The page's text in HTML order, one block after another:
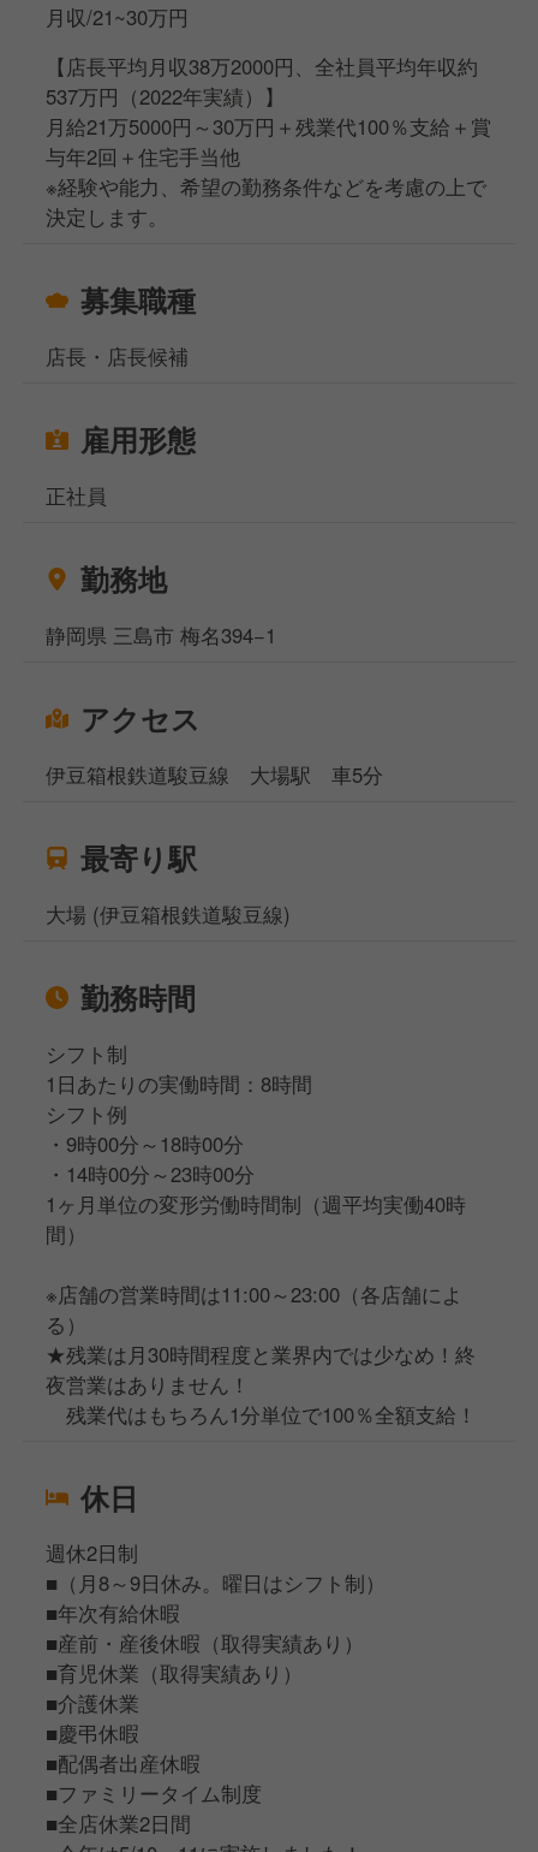
◎店舗のチームワークが大事
1店舗につき正社員2～3名、アルバイト約80名の組織
です。アルバイトは学生からベテランまで幅広く仕事
へのスタンスも様々。お客様と同じくらいスタッフに
向き合う時間を大事にし、チーム一丸となってお店を
盛り上げる風土をつくることが店舗運営のカギとなり
月収/21~30万円
【店長平均月収38万2000円、全社員平均年収約
537万円（2022年実績）】
月給21万5000円～30万円＋残業代100％支給＋賞
与年2回＋住宅手当他
※経験や能力、希望の勤務条件などを考慮の上で
決定します。
募集職種
店長・店長候補
雇用形態
正社員
勤務地
静岡県 三島市 梅名394−1
アクセス
伊豆箱根鉄道駿豆線 大場駅 車5分
最寄り駅
大場 (伊豆箱根鉄道駿豆線)
勤務時間
シフト制
1日あたりの実働時間：8時間
シフト例
・9時00分～18時00分
・14時00分～23時00分
1ヶ月単位の変形労働時間制（週平均実働40時
間）
※店舗の営業時間は11:00～23:00（各店舗によ
る）
★残業は月30時間程度と業界内では少なめ！終
夜営業はありません！
残業代はもちろん1分単位で100％全額支給！
休日
週休2日制
■（月8～9日休み。曜日はシフト制）
■年次有給休暇
■産前・産後休暇（取得実績あり）
■育児休業（取得実績あり）
■介護休業
■慶弔休暇
■配偶者出産休暇
■ファミリータイム制度
■全店休業2日間